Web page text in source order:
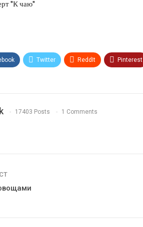
Twitter ReddIt Pinterest
17403 Posts 1 Comments